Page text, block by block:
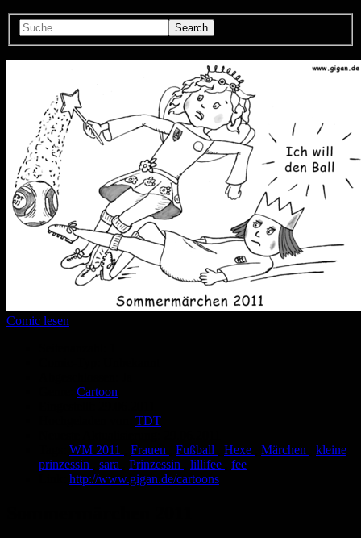
Comic lesen
Cartoon
TDT
WM 2011 Frauen Fußball Hexe Märchen
kleine
prinzessin
sara Prinzessin lillifee
fee
http://www.gigan.de/cartoons